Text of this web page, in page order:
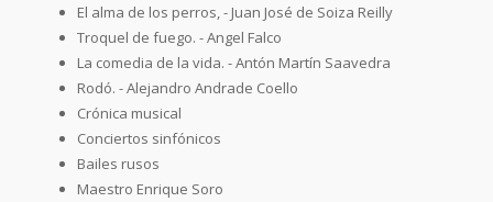
El alma de los perros, - Juan José de Soiza Reilly
Troquel de fuego. - Angel Falco
La comedia de la vida. - Antón Martín Saavedra
Rodó. - Alejandro Andrade Coello
Crónica musical
Conciertos sinfónicos
Bailes rusos
Maestro Enrique Soro